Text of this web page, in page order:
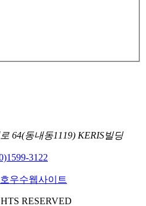
64(동내동1119) KERIS빌딩
1599-3122
RESERVED